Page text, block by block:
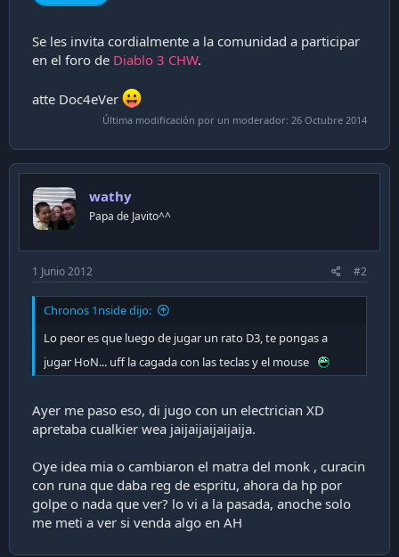
Se les invita cordialmente a la comunidad a participar
en el foro de Diablo 3 CHW.
atte Doc4eVer
Última modificación por un moderador: 26 Octubre 2014
wathy
Papa de Javito^^
1 Junio 2012 #2
Chronos 1nside dijo:
Lo peor es que luego de jugar un rato D3, te pongas a
jugar HoN... uff la cagada con las teclas y el mouse
Ayer me paso eso, di jugo con un electrician XD
apretaba cualkier wea jaijaijaijaijaija.
Oye idea mia o cambiaron el matra del monk , curacin
con runa que daba reg de espritu, ahora da hp por
golpe o nada que ver? lo vi a la pasada, anoche solo
me meti a ver si venda algo en AH